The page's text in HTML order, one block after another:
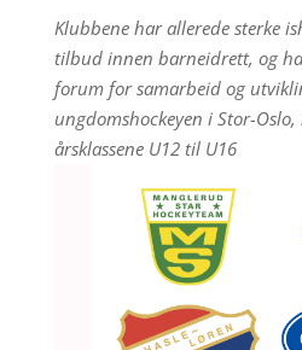
Klubbene har allerede sterke
tilbud innen barneidrett, og
forum for samarbeid og
ungdomshockeyen i Stor-
årsklassene U12 til U16